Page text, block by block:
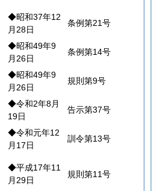
◆昭和37年12
月28日
条例第21号
◆昭和49年9
月26日
条例第14号
◆昭和49年9
月26日
規則第9号
◆令和2年8月
19日
告示第37号
◆令和元年12
月17日
訓令第13号
◆平成17年11
月29日
規則第11号